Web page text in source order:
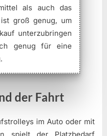
als auch das
groß genug, um
unterzubringen
genug für eine
der Fahrt
im Auto oder mit